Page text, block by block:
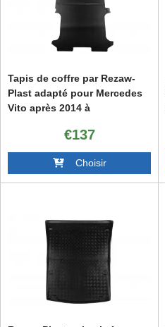
Tapis de coffre par Rezaw-
Plast adapté pour Mercedes
Vito après 2014 à
€137
Choisir